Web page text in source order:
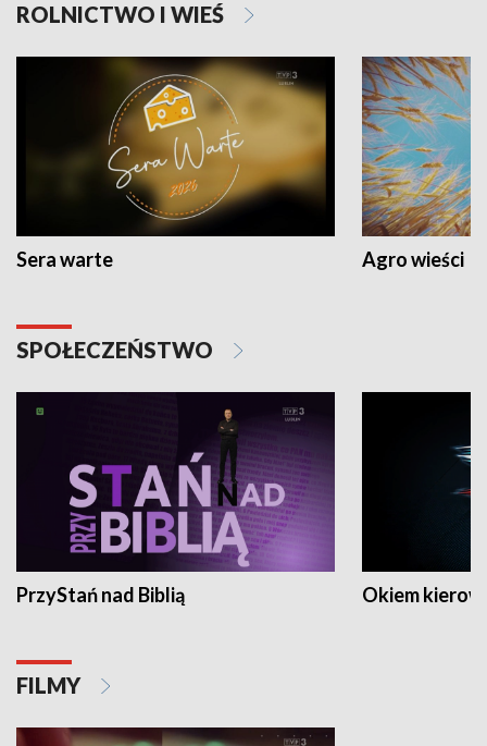
ROLNICTWO I WIEŚ
Sera warte Agro wieści
SPOŁECZEŃSTWO
PrzyStań nad Biblią Okiem
FILMY